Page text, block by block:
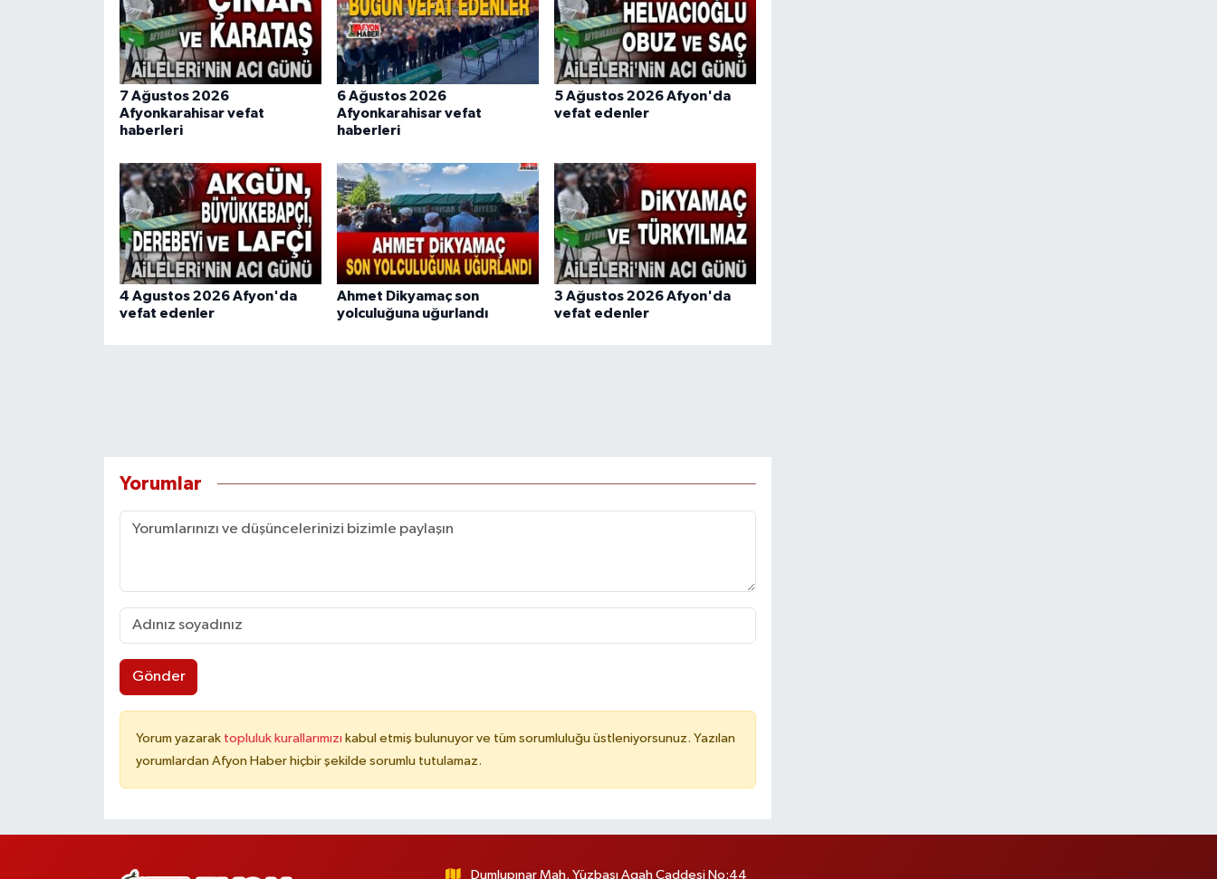
7 Ağustos 2026
Afyonkarahisar vefat
haberleri
6 Ağustos 2026
Afyonkarahisar vefat
haberleri
5 Ağustos 2026 Afyon'da
vefat edenler
4 Agustos 2026 Afyon'da
vefat edenler
Ahmet Dikyamaç son
yolculuğuna uğurlandı
3 Ağustos 2026 Afyon'da
vefat edenler
Yorumlar
Gönder
Yorum yazarak topluluk kurallarımızı kabul etmiş bulunuyor ve tüm sorumluluğu üstleniyorsunuz. Yazılan
yorumlardan Afyon Haber hiçbir şekilde sorumlu tutulamaz.
Dumlupınar Mah. Yüzbaşı Agah Caddesi No:44